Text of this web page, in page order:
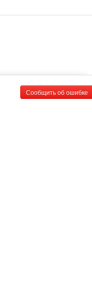
Сообщить об ошибке